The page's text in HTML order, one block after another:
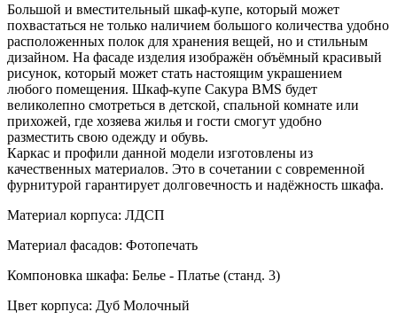
Большой и вместительный шкаф-купе, который может
похвастаться не только наличием большого количества удобно
расположенных полок для хранения вещей, но и стильным
дизайном. На фасаде изделия изображён объёмный красивый
рисунок, который может стать настоящим украшением
любого помещения. Шкаф-купе Сакура BMS будет
великолепно смотреться в детской, спальной комнате или
прихожей, где хозяева жилья и гости смогут удобно
разместить свою одежду и обувь.
Каркас и профили данной модели изготовлены из
качественных материалов. Это в сочетании с современной
фурнитурой гарантирует долговечность и надёжность шкафа.
Материал корпуса: ЛДСП
Материал фасадов: Фотопечать
Компоновка шкафа: Белье - Платье (станд. 3)
Цвет корпуса: Дуб Молочный